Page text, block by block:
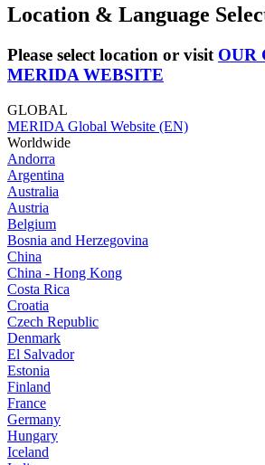
Location & Language
Please select location or visit OUR
MERIDA WEBSITE
GLOBAL
MERIDA Global Website (EN)
Worldwide
Andorra
Argentina
Australia
Austria
Belgium
Bosnia and Herzegovina
China
China - Hong Kong
Costa Rica
Croatia
Czech Republic
Denmark
El Salvador
Estonia
Finland
France
Germany
Hungary
Iceland